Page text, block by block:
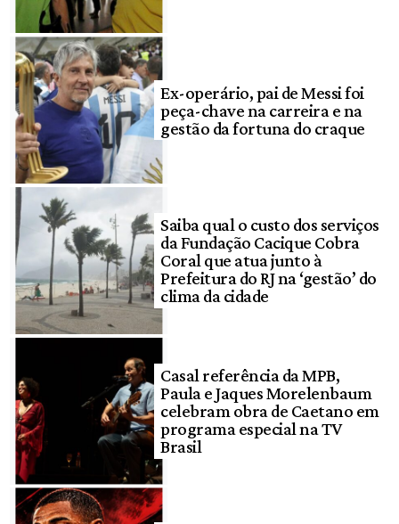
Ex-operário, pai de Messi foi
peça-chave na carreira e na
gestão da fortuna do craque
Saiba qual o custo dos serviços
da Fundação Cacique Cobra
Coral que atua junto à
Prefeitura do RJ na ‘gestão’ do
clima da cidade
Casal referência da MPB,
Paula e Jaques Morelenbaum
celebram obra de Caetano em
programa especial na TV
Brasil